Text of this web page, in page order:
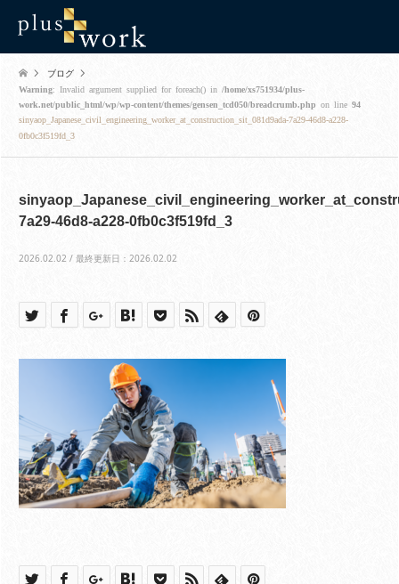
ブログ
Warning: Invalid argument supplied for foreach() in /home/xs751934/plus-
work.net/public_html/wp/wp-content/themes/gensen_tcd050/breadcrumb.php on line 94
sinyaop_Japanese_civil_engineering_worker_at_construction_sit_081d9ada-7a29-46d8-a228-
0fb0c3f519fd_3
7a29-46d8-a228-0fb0c3f519fd_3
2026.02.02 / 最終更新日：2026.02.02